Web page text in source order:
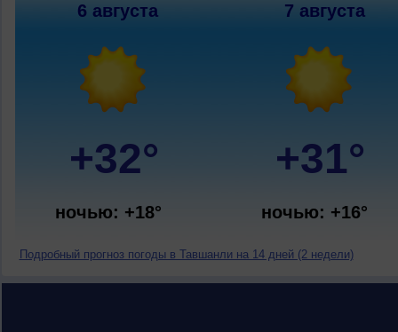
6 августа
+32°
ночью: +18°
7 августа
+31°
ночью: +16°
Подробный прогноз погоды в Тавшанли на 14 дней (2 недели)